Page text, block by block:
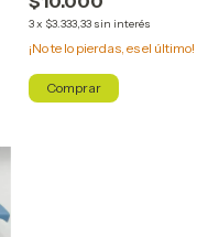
3x $3.333,33 sin interés
¡No te lo pierdas, es el último!
Comprar